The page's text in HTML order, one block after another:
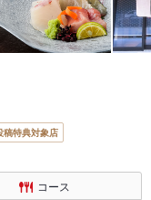
稿特典対象店
コース